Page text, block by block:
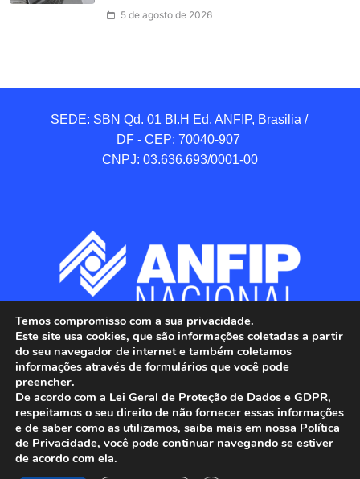
5 de agosto de 2026
SEDE: SBN Qd. 01 BI.H Ed. ANFIP, Brasilia /
DF - CEP: 70040-907
CNPJ: 03.636.693/0001-00
ANFIP - Associação Nacional dos Auditores
Fiscais da Receita Federal do Brasil.
Temos compromisso com a sua privacidade.
Este site usa cookies, que são informações coletadas a partir
do seu navegador de internet e também coletamos
informações através de formulários que você pode
preencher.
De acordo com a Lei Geral de Proteção de Dados e GDPR,
respeitamos o seu direito de não fornecer essas informações
e de saber como as utilizamos, saiba mais em nossa Política
de Privacidade, você pode continuar navegando se estiver
de acordo com ela.